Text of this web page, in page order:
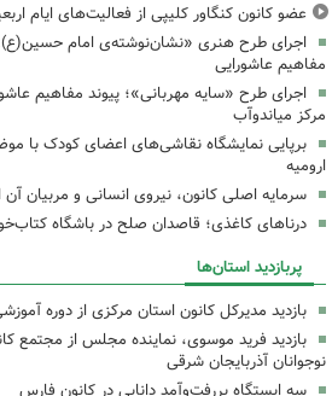
عضو کانون کنگاور کلیپی از فعالیت‌های ایام
اجرای طرح هنری «نشان‌نوشته‌ی امام
مفاهیم عاشورایی
اجرای طرح «سایه مهربانی»؛ پیوند مفاهیم
مرکز میاندوآب
برپایی نمایشگاه نقاشی‌های اعضای کودک با
ارومیه
سرمایه اصلی کانون، نیروی انسانی و مربیان
درناهای کاغذی؛ قاصدان صلح در باشگاه
پربازدید استان‌ها
بازدید مدیرکل کانون استان مرکزی از دوره
بازدید فرید موسوی، نماینده مجلس از مجتمع
نوجوانان آذربایجان شرقی
سه ایستگاه پررفت‌وآمد دانایی در کانون فارس